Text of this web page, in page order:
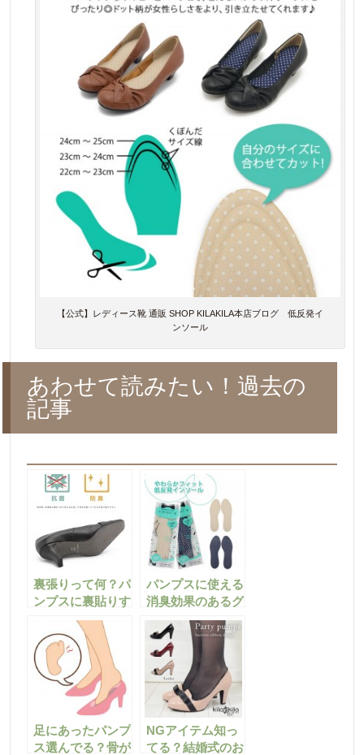
【公式】レディース靴 通販 SHOP KILAKILA本店ブログ 低反発イ
ンソール
あわせて読みたい！過去の
記事
裏張りって何？パ
ンプスに裏貼りす
ることの重要性
パンプスに使える
消臭効果のあるグ
ッズ紹介！
足にあったパンプ
ス選んでる？骨が
NGアイテム知っ
てる？結婚式のお